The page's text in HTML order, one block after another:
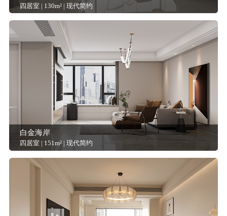
四居室 | 130m² | 现代简约
白金海岸
四居室 | 151m² | 现代简约